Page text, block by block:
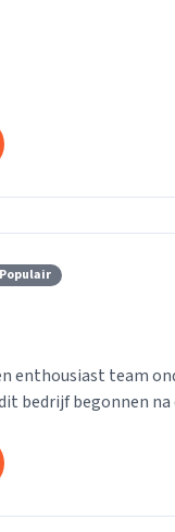
onderscheidt.
Populair
enthousiast team
bedrijf begonnen